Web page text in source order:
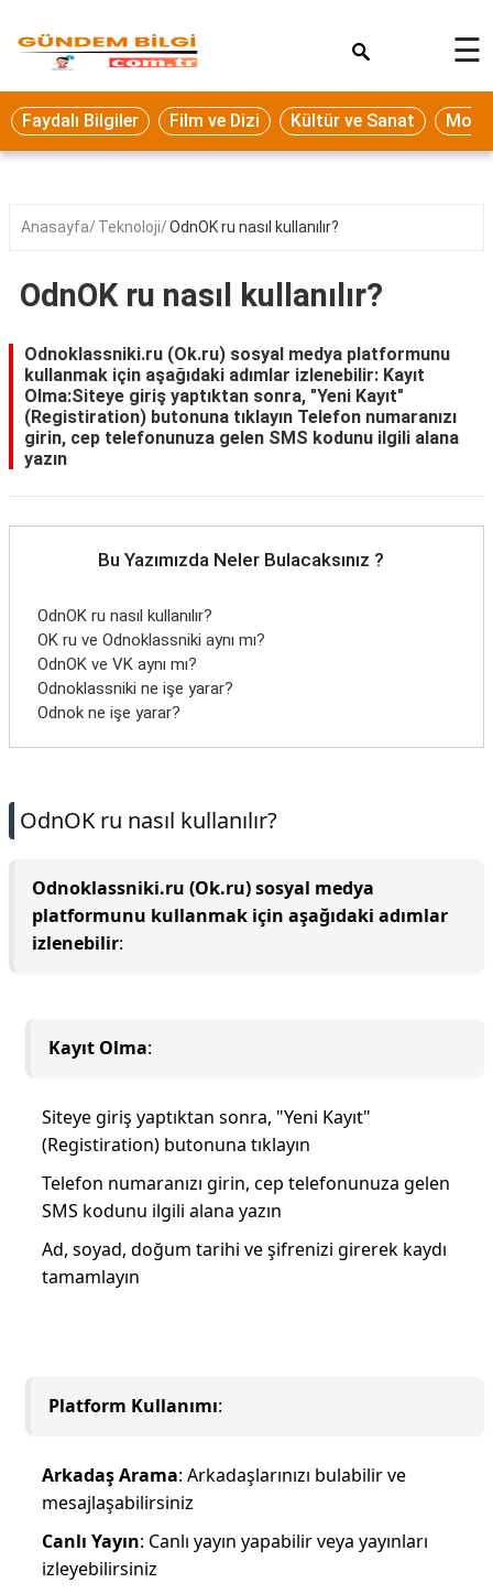
Eğitim
Ekonomi
Seyahat
Oyun
Yaşam
Hukuk
Blog
☰
Faydalı Bilgiler Film ve Dizi Kültür ve Sanat
Anasayfa Teknoloji OdnOK ru nasıl kullanılır?
OdnOK ru nasıl kullanılır?
Odnoklassniki.ru (Ok.ru) sosyal medya platformunu
kullanmak için aşağıdaki adımlar izlenebilir: Kayıt
Olma:Siteye giriş yaptıktan sonra, "Yeni Kayıt"
(Registiration) butonuna tıklayın Telefon numaranızı
girin, cep telefonunuza gelen SMS kodunu ilgili alana
yazın
Bu Yazımızda Neler Bulacaksınız ?
OdnOK ru nasıl kullanılır?
OK ru ve Odnoklassniki aynı mı?
OdnOK ve VK aynı mı?
Odnoklassniki ne işe yarar?
Odnok ne işe yarar?
OdnOK ru nasıl kullanılır?
Odnoklassniki.ru (Ok.ru) sosyal medya
platformunu kullanmak için aşağıdaki adımlar
izlenebilir:
Kayıt Olma:
Siteye giriş yaptıktan sonra, "Yeni Kayıt"
(Registiration) butonuna tıklayın
Telefon numaranızı girin, cep telefonunuza gelen
SMS kodunu ilgili alana yazın
Ad, soyad, doğum tarihi ve şifrenizi girerek kaydı
tamamlayın
Platform Kullanımı:
Arkadaş Arama: Arkadaşlarınızı bulabilir ve
mesajlaşabilirsiniz
Canlı Yayın: Canlı yayın yapabilir veya yayınları
izleyebilirsiniz